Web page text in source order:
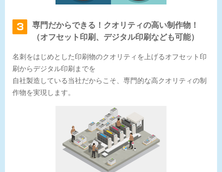
専門だからできる！クオリティの高い制作物！
（オフセット印刷、デジタル印刷なども可能）
名刺をはじめとした印刷物のクオリティを上げるオフセット印
刷からデジタル印刷までを
自社製造している当社だからこそ、専門的な高クオリティの制
作物を実現します。